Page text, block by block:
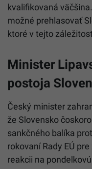
kvalifikovaná
možné prehlasovať
ktoré v tejto
Minister
postoja
Český minister
že Slovensko
sankčného balíka
rokovaní Rady EÚ
reakcii na pondelkovú